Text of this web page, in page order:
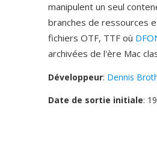
manipulent un seul
branches de ressources
fichiers OTF, TTF où
archivées de l'ère Mac
Développeur: Dennis
Date de sortie initiale: